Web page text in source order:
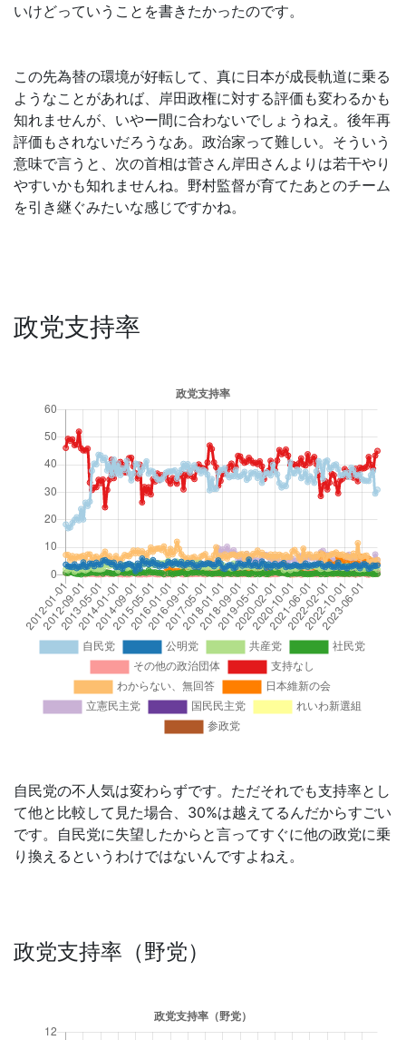
いけどっていうことを書きたかったのです。
この先為替の環境が好転して、真に日本が成長軌道に乗る
ようなことがあれば、岸田政権に対する評価も変わるかも
知れませんが、いやー間に合わないでしょうねえ。後年再
評価もされないだろうなあ。政治家って難しい。そういう
意味で言うと、次の首相は菅さん岸田さんよりは若干やり
やすいかも知れませんね。野村監督が育てたあとのチーム
を引き継ぐみたいな感じですかね。
政党支持率
自民党の不人気は変わらずです。ただそれでも支持率とし
て他と比較して見た場合、30%は越えてるんだからすごい
です。自民党に失望したからと言ってすぐに他の政党に乗
り換えるというわけではないんですよねえ。
政党支持率（野党）